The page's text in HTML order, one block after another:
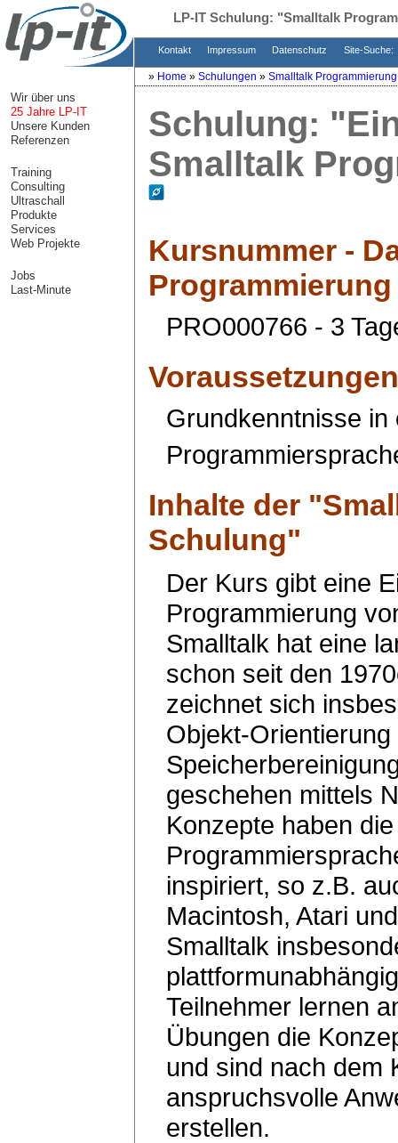
LP-IT Schulung: "Smalltalk
Kontakt Impressum Datenschutz Site-Suche:
» Home » Schulungen » Smalltalk Programmierung
Schulung:
Smalltalk
Kursnummer -
PRO000766 - 3
Voraussetzungen
Grundkenntnisse
Inhalte der "
Schulung"
Der Kurs gibt eine
Programmierung
Smalltalk hat eine
schon seit den
zeichnet sich
Objekt-
geschehen mittels
Konzepte haben
inspiriert, so z.B.
Macintosh, Atari
Smalltalk
Teilnehmer lernen
Übungen die
und sind nach dem
anspruchsvolle
erstellen.
Wir über uns
25 Jahre LP-IT
Unsere Kunden
Referenzen
Training
Consulting
Ultraschall
Produkte
Services
Web Projekte
Jobs
Last-Minute